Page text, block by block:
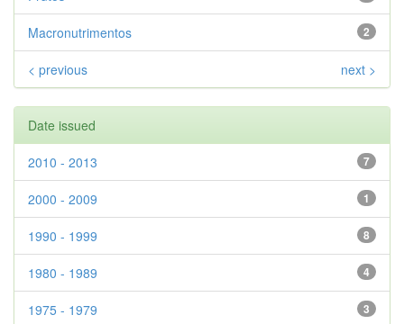
2
Macronutrimentos
< previous next >
Date issued
7
2010 - 2013
1
2000 - 2009
8
1990 - 1999
4
1980 - 1989
3
1975 - 1979